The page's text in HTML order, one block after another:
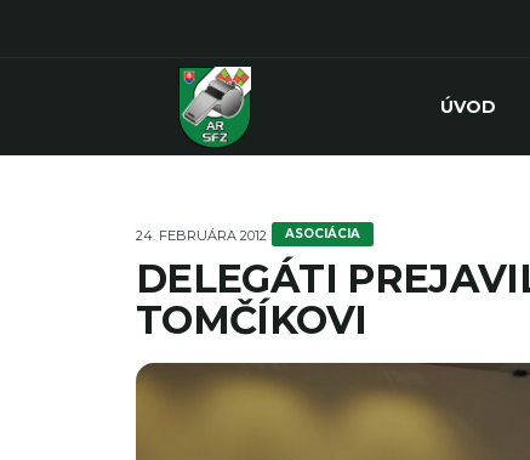
ÚVOD
24. FEBRUÁRA 2012 ASOCIÁCIA
DELEGÁTI
TOMČÍKOVI